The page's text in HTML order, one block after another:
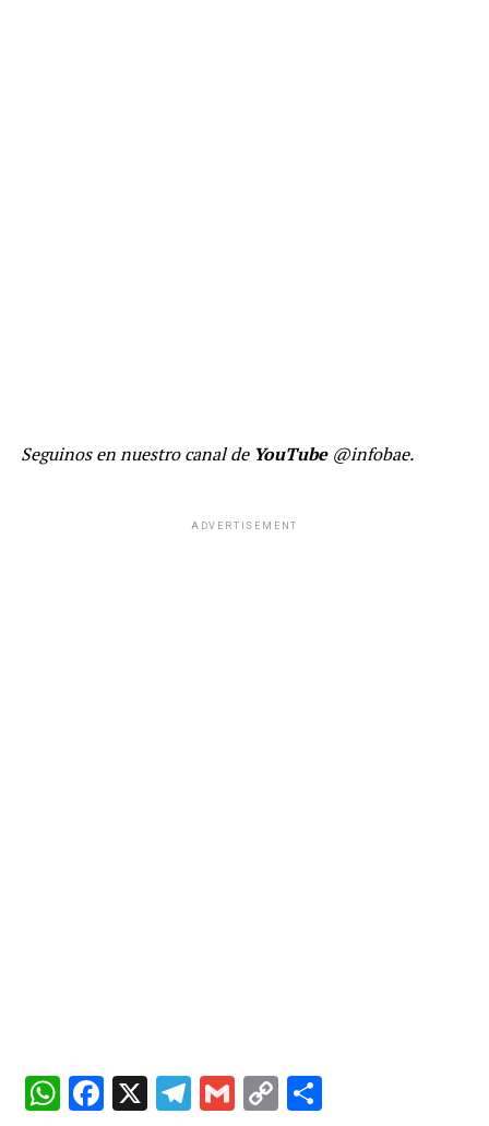
Seguinos en nuestro canal de YouTube @infobae.
ADVERTISEMENT
W F X T G C C